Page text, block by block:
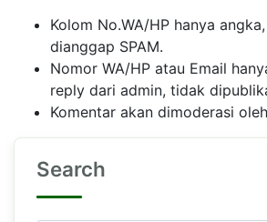
Kolom No.WA/HP hanya
dianggap SPAM.
Nomor WA/HP atau Email
reply dari admin, tidak
Komentar akan dimoderasi
Search